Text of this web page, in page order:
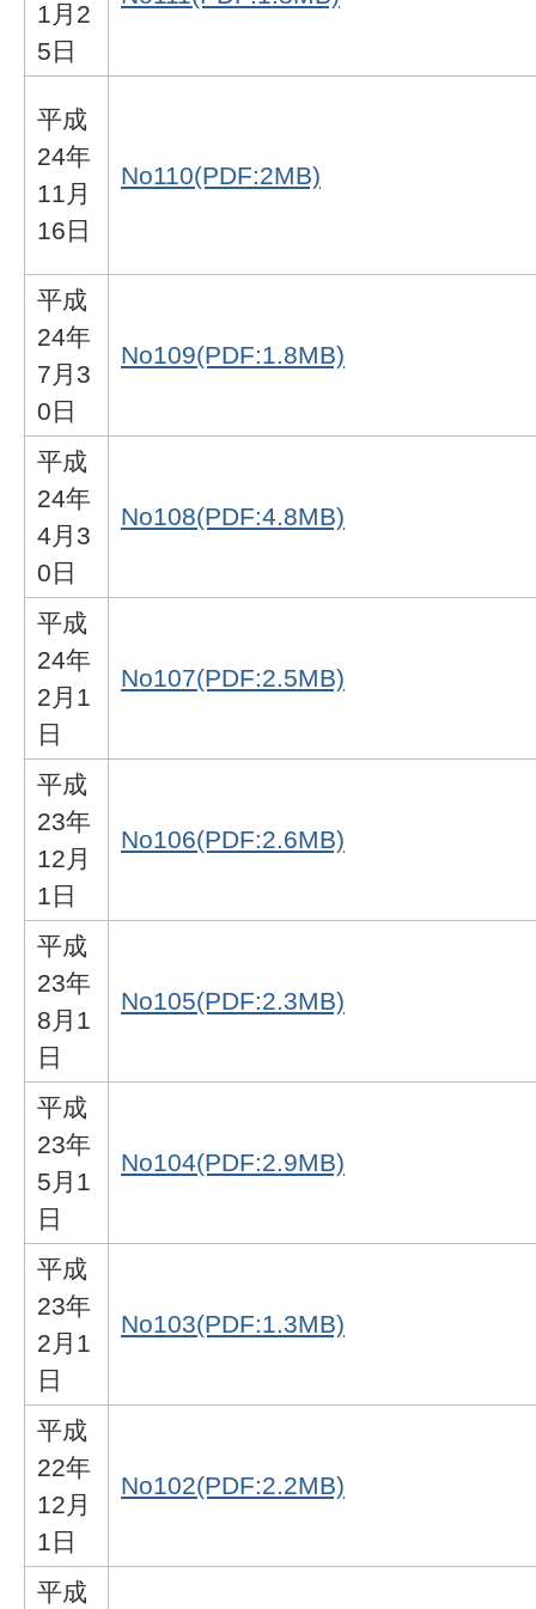
1月2
5日
平成
24年
11月
16日
No110(PDF:2MB)
平成
24年
7月3
0日
No109(PDF:1.8MB)
平成
24年
4月3
0日
No108(PDF:4.8MB)
平成
24年
2月1
日
No107(PDF:2.5MB)
平成
23年
12月
1日
No106(PDF:2.6MB)
平成
23年
8月1
日
No105(PDF:2.3MB)
平成
23年
5月1
日
No104(PDF:2.9MB)
平成
23年
2月1
日
No103(PDF:1.3MB)
平成
22年
12月
1日
No102(PDF:2.2MB)
平成